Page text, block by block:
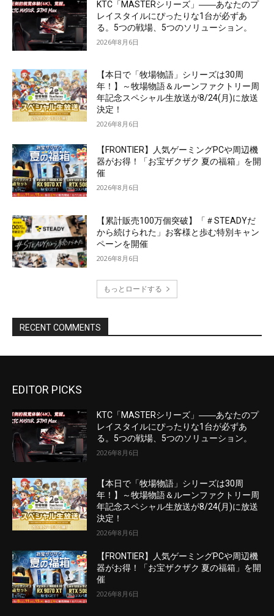
EDITOR PICKS
KTC「MASTERシリーズ」――あなたのプ
レイスタイルにぴったりな1台が必ずあ
る。5つの戦場、5つのソリューション。
2026年8月6日
【本日で「牧場物語」シリーズは30周
年！】～牧場物語＆ルーンファクトリー周
年記念スペシャル生放送が8/24(月)に放送
決定！
2026年8月6日
【FRONTIER】人気ゲーミングPCや周辺機
器がお得！「お宝ザクザク 夏の福箱」を開
催
2026年8月6日